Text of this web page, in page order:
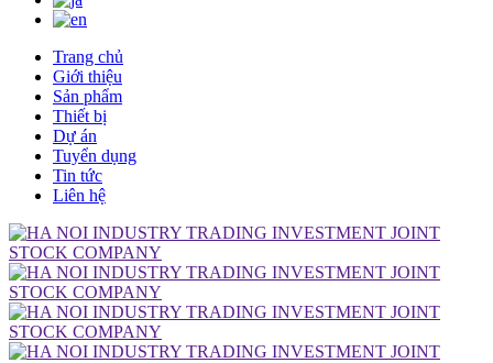
Trang chủ
Giới thiệu
Sản phẩm
Thiết bị
Dự án
Tuyển dụng
Tin tức
Liên hệ